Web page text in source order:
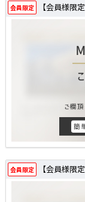
会員限定 【会員様限
会員限定 【会員様限